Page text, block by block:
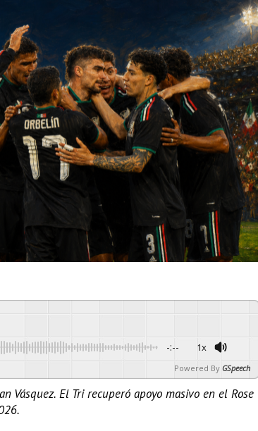
-:-- 1x
Powered By GSpeech
Vásquez. El Tri recuperó apoyo masivo en el Rose